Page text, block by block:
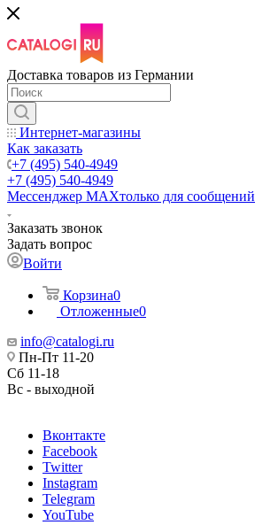
Доставка товаров из Германии
Интернет-магазины
Как заказать
+7 (495) 540-4949
+7 (495) 540-4949
Мессенджер МАХтолько для сообщений
Заказать звонок
Задать вопрос
Войти
Корзина0
Отложенные0
info@catalogi.ru
Пн-Пт 11-20
Сб 11-18
Вс - выходной
Вконтакте
Facebook
Twitter
Instagram
Telegram
YouTube